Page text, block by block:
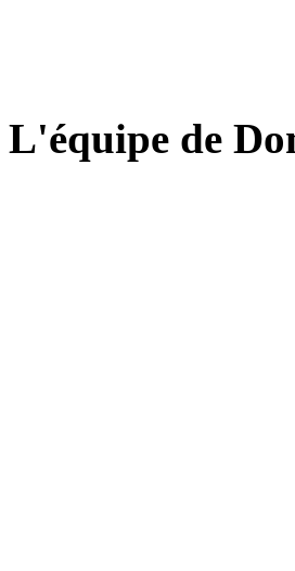
L'équipe de